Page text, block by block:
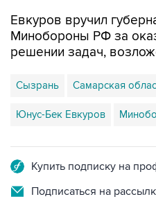
Евкуров вручил
Минобороны РФ за
решении задач,
Сызрань Самарская
Юнус-Бек Евкуров
Купить подписку на
Подписаться на